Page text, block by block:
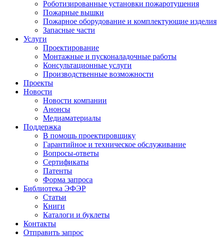
Роботизированные установки пожаротушения
Пожарные вышки
Пожарное оборудование и комплектующие изделия
Запасные части
Услуги
Проектирование
Монтажные и пусконаладочные работы
Консультационные услуги
Производственные возможности
Проекты
Новости
Новости компании
Анонсы
Медиаматериалы
Поддержка
В помощь проектировщику
Гарантийное и техническое обслуживание
Вопросы-ответы
Сертификаты
Патенты
Форма запроса
Библиотека ЭФЭР
Статьи
Книги
Каталоги и буклеты
Контакты
Отправить запрос